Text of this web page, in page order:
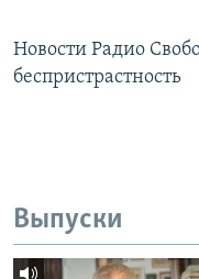
Новости Радио
беспристрастность
Выпуски